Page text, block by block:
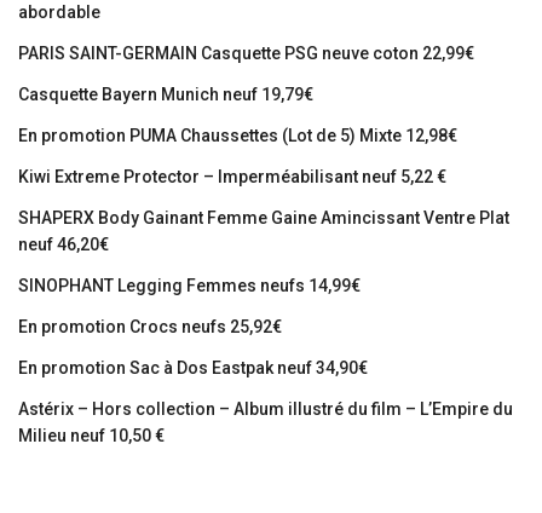
abordable
PARIS SAINT-GERMAIN Casquette PSG neuve coton 22,99€
Casquette Bayern Munich neuf 19,79€
En promotion PUMA Chaussettes (Lot de 5) Mixte 12,98€
Kiwi Extreme Protector – Imperméabilisant neuf 5,22 €
SHAPERX Body Gainant Femme Gaine Amincissant Ventre Plat
neuf 46,20€
SINOPHANT Legging Femmes neufs 14,99€
En promotion Crocs neufs 25,92€
En promotion Sac à Dos Eastpak neuf 34,90€
Astérix – Hors collection – Album illustré du film – L’Empire du
Milieu neuf 10,50 €